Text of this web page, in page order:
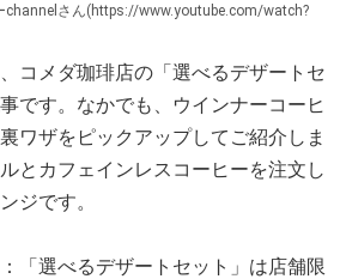
channelさん(https://www.youtube.com/watch?
コメダ珈琲店の「選べるデザートセ
です。なかでも、ウインナーコーヒ
ワザをピックアップしてご紹介しま
とカフェインレスコーヒーを注文し
ジです。
「選べるデザートセット」は店舗限